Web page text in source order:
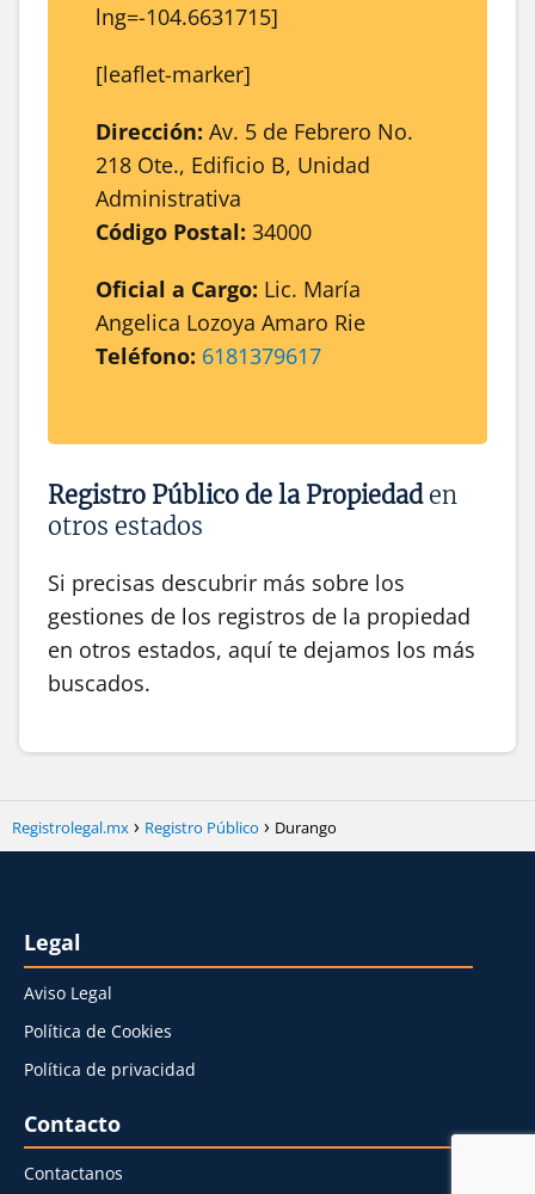
lng=-104.6631715]
[leaflet-marker]
Dirección: Av. 5 de Febrero No.
218 Ote., Edificio B, Unidad
Administrativa
Código Postal: 34000
Oficial a Cargo: Lic. María
Angelica Lozoya Amaro Rie
Teléfono: 6181379617
Registro Público de la Propiedaden
otros estados
Si precisas descubrir más sobre los
gestiones de los registros de la propiedad
en otros estados, aquí te dejamos los más
buscados.
Registrolegal.mx Registro Público Durango
Legal
Aviso Legal
Política de Cookies
Política de privacidad
Contacto
Contactanos